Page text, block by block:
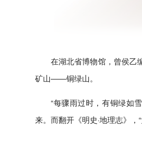
在湖北省博物馆，曾侯乙
矿山——铜绿山。
“每骤雨过时，有铜绿如
来。而翻开《明史·地理志》